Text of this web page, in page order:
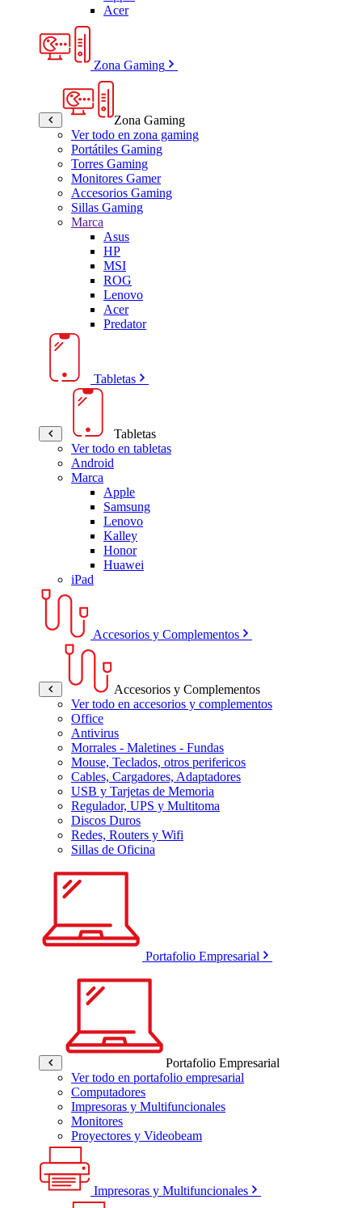
Acer
Zona Gaming
Zona Gaming
Ver todo en zona gaming
Portátiles Gaming
Torres Gaming
Monitores Gamer
Accesorios Gaming
Sillas Gaming
Marca
Asus
HP
MSI
ROG
Lenovo
Acer
Predator
Tabletas
Tabletas
Ver todo en tabletas
Android
Marca
Apple
Samsung
Lenovo
Kalley
Honor
Huawei
iPad
Accesorios y Complementos
Accesorios y Complementos
Ver todo en accesorios y complementos
Office
Antivirus
Morrales - Maletines - Fundas
Mouse, Teclados, otros perifericos
Cables, Cargadores, Adaptadores
USB y Tarjetas de Memoria
Regulador, UPS y Multitoma
Discos Duros
Redes, Routers y Wifi
Sillas de Oficina
Portafolio Empresarial
Portafolio Empresarial
Ver todo en portafolio empresarial
Computadores
Impresoras y Multifuncionales
Monitores
Proyectores y Videobeam
Impresoras y Multifuncionales